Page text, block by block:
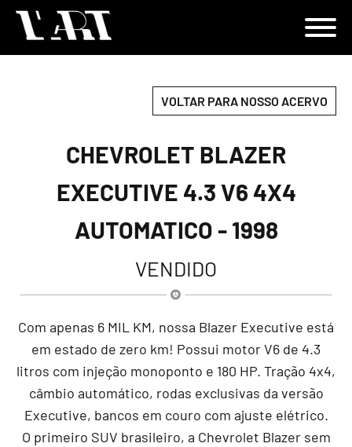
VOLTAR PARA NOSSO ACERVO
CHEVROLET BLAZER
EXECUTIVE 4.3 V6 4X4
AUTOMATICO - 1998
VENDIDO
Com apenas 6 MIL KM, nossa Blazer Executive está
em estado de zero km! Possui motor V6 de 4.3
litros com injeção monoponto e 180 HP. Tração 4x4,
câmbio automático, rodas exclusivas da versão
Executive, bancos em couro com ajuste elétrico.
O primeiro SUV brasileiro, a Chevrolet Blazer sem